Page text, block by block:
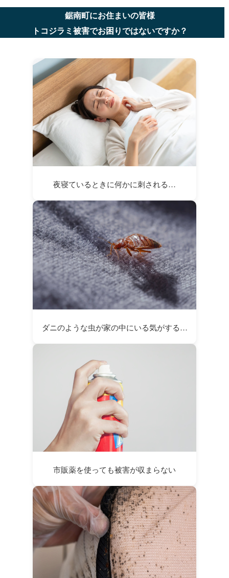
鋸南町にお住まいの皆様
トコジラミ被害でお困りではないですか？
夜寝ているときに何かに刺される…
ダニのような虫が家の中にいる気がする…
市販薬を使っても被害が収まらない